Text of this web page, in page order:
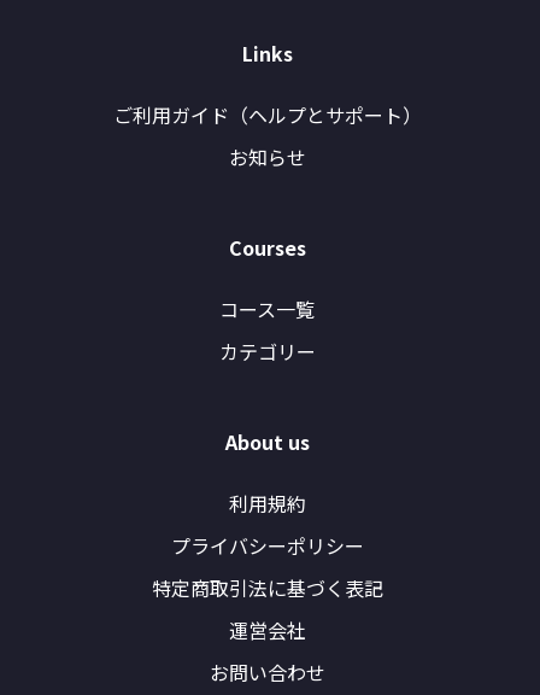
Links
ご利用ガイド（ヘルプとサポート）
お知らせ
Courses
コース一覧
カテゴリー
About us
利用規約
プライバシーポリシー
特定商取引法に基づく表記
運営会社
お問い合わせ